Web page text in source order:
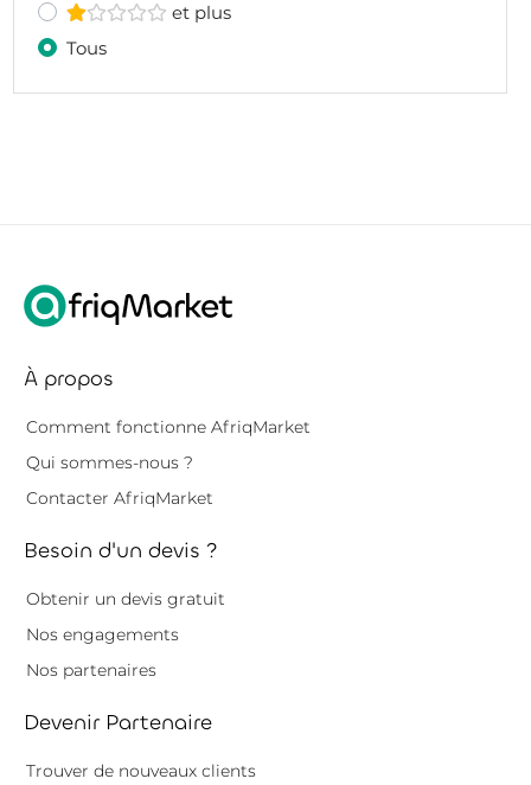
et plus
Tous
À propos
Comment fonctionne AfriqMarket
Qui sommes-nous ?
Contacter AfriqMarket
Besoin d'un devis ?
Obtenir un devis gratuit
Nos engagements
Nos partenaires
Devenir Partenaire
Trouver de nouveaux clients